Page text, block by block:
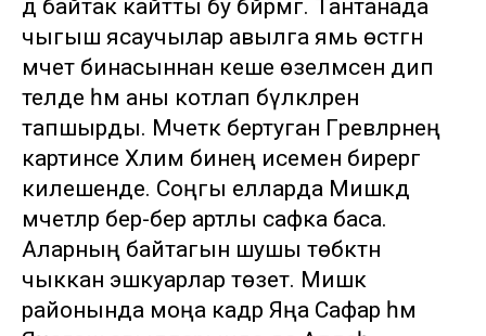
дә байтак кайтты бу бәйрәмгә. Тантанада
чыгыш ясаучылар авылга ямь өстәгән
мәчет бинасыннан кеше өзелмәсен дип
теләде һәм аны котлап бүләкләрен
тапшырды. Мәчеткә бертуган Гәрәевләрнең
картинәсе Хәлимә әбинең исемен бирергә
килешенде. Соңгы елларда Мишкәдә
мәчетләр бер-бер артлы сафка баса.
Аларның байтагын шушы төбәктән
чыккан эшкуарлар төзетә. Мишкә
районында моңа кадәр Яңа Сафар һәм